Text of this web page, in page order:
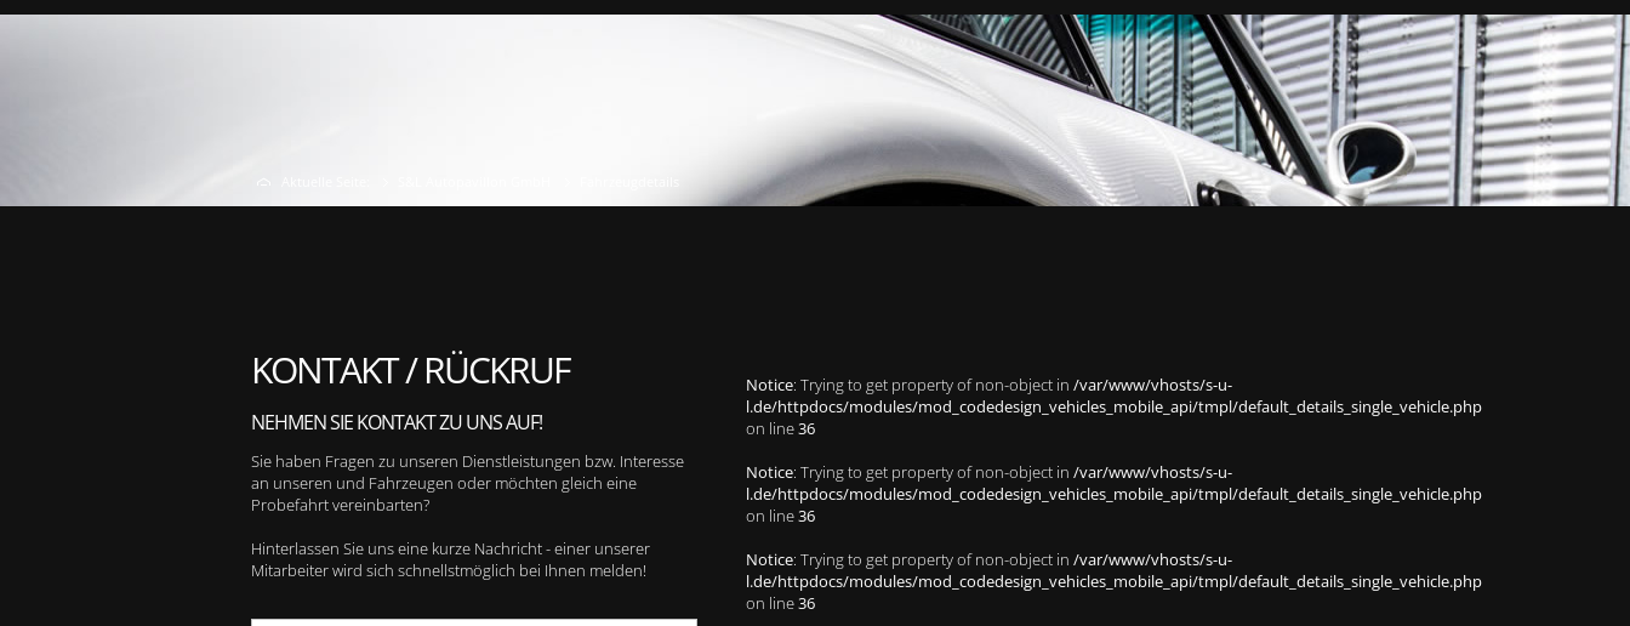
Notice: Trying to get property of non-object in /var/www/vhosts/s-u-
l.de/httpdocs/modules/mod_codedesign_vehicles_mobile_api/tmpl/default_details_single_vehicle.php
on line36
Notice: Trying to get property of non-object in /var/www/vhosts/s-u-
l.de/httpdocs/modules/mod_codedesign_vehicles_mobile_api/tmpl/default_details_single_vehicle.php
on line36
Notice: Trying to get property of non-object in /var/www/vhosts/s-u-
l.de/httpdocs/modules/mod_codedesign_vehicles_mobile_api/tmpl/default_details_single_vehicle.php
on line36
KONTAKT / RÜCKRUF
NEHMEN SIE KONTAKT ZU UNS AUF!
Sie haben Fragen zu unseren Dienstleistungen bzw. Interesse
an unseren und Fahrzeugen oder möchten gleich eine
Probefahrt vereinbarten?
Hinterlassen Sie uns eine kurze Nachricht - einer unserer
Mitarbeiter wird sich schnellstmöglich bei Ihnen melden!